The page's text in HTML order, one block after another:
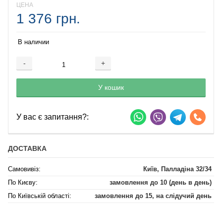
ЦЕНА
1 376 грн.
В наличии
- +
Добавляется...
У кошик
Добавлен
У вас є запитання?:
ДОСТАВКА
Самовивіз:
Київ, Палладіна 32/34
По Києву:
замовлення до 10 (день в день)
По Київській області:
замовлення до 15, на слідучий день